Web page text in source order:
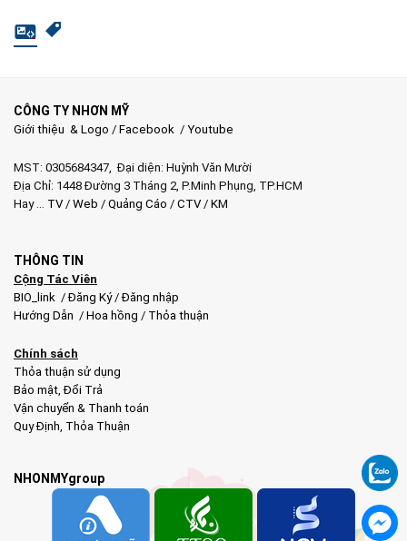
CÔNG TY NHƠN MỸ
Giới thiệu & Logo / Facebook / Youtube
MST: 0305684347, Đại diện: Huỳnh Văn Mười
Địa Chỉ: 1448 Đường 3 Tháng 2, P.Minh Phụng, TP.HCM
Hay … TV/ Web / Quảng Cáo / CTV/ KM
THÔNG TIN
Cộng Tác Viên
BIO_link /Đăng Ký/Đăng nhập
Hướng Dẫn / Hoa hồng / Thỏa thuận
Chính sách
Thỏa thuận sử dụng
Bảo mật,Đổi Trả
Vận chuyển & Thanh toán
Quy Định, Thỏa Thuận
NHONMYgroup